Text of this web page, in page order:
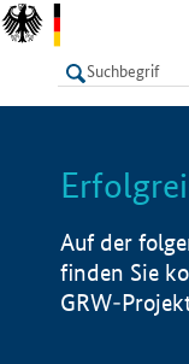
LISTE
Auf der
finden Sie
GRW-